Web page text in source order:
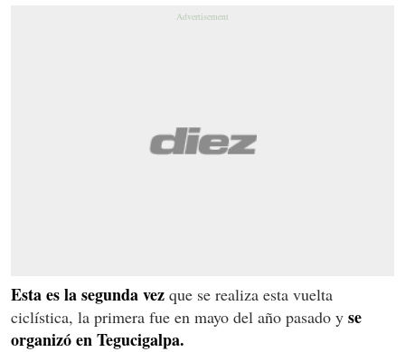
Esta es la segunda vez que se realiza esta vuelta
ciclística, la primera fue en mayo del año pasado y se
organizó en Tegucigalpa.